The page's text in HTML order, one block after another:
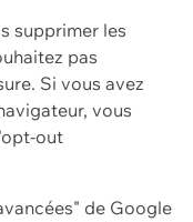
supprimer les
pas
Si vous avez
vous
out
de Google